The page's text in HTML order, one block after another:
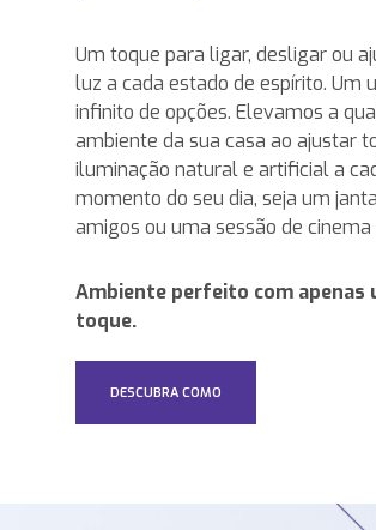
Um toque para ligar, desligar ou
luz a cada estado de espírito. Um
infinito de opções. Elevamos a
ambiente da sua casa ao ajustar
iluminação natural e artificial a
momento do seu dia, seja um
amigos ou uma sessão de cinema
Ambiente perfeito com apenas
toque.
DESCUBRA COMO